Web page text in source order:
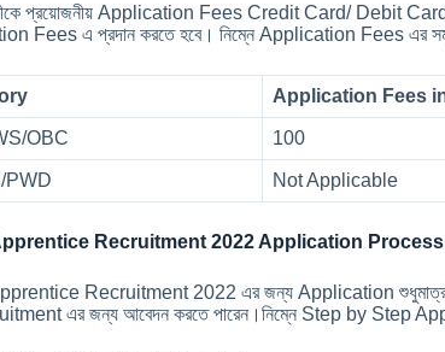
প্রয়োজনীয় Application Fees Credit Card/ Debit
Fees এ প্রদান করতে হবে। নিম্নে Application Fees এর
Application Fees
OBC 100
PWD Not Applicable
Recruitment 2022 Application
Recruitment 2022 এর জন্য Application
এর জন্য আবেদন করতে পারেন।নিম্নে Step by Step